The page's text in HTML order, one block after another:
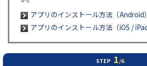
お知らせ サポ
NTTドコモビジネスのお客さ
まはこちら
工
アプリのインストール方法（Android）
アプリのインストール方法（iOS /
STEP 1/6